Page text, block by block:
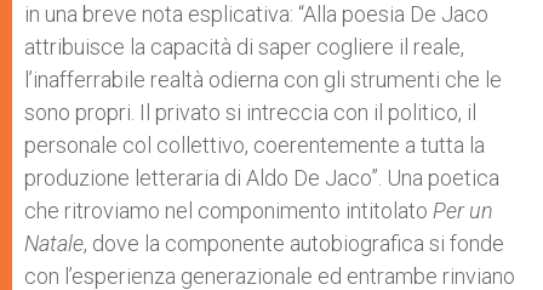
in una breve nota esplicativa: “Alla poesia De Jaco
attribuisce la capacità di saper cogliere il reale,
l’inafferrabile realtà odierna con gli strumenti che le
sono propri. Il privato si intreccia con il politico, il
personale col collettivo, coerentemente a tutta la
produzione letteraria di Aldo De Jaco”. Una poetica
che ritroviamo nel componimento intitolato Per un
Natale, dove la componente autobiografica si fonde
con l’esperienza generazionale ed entrambe rinviano